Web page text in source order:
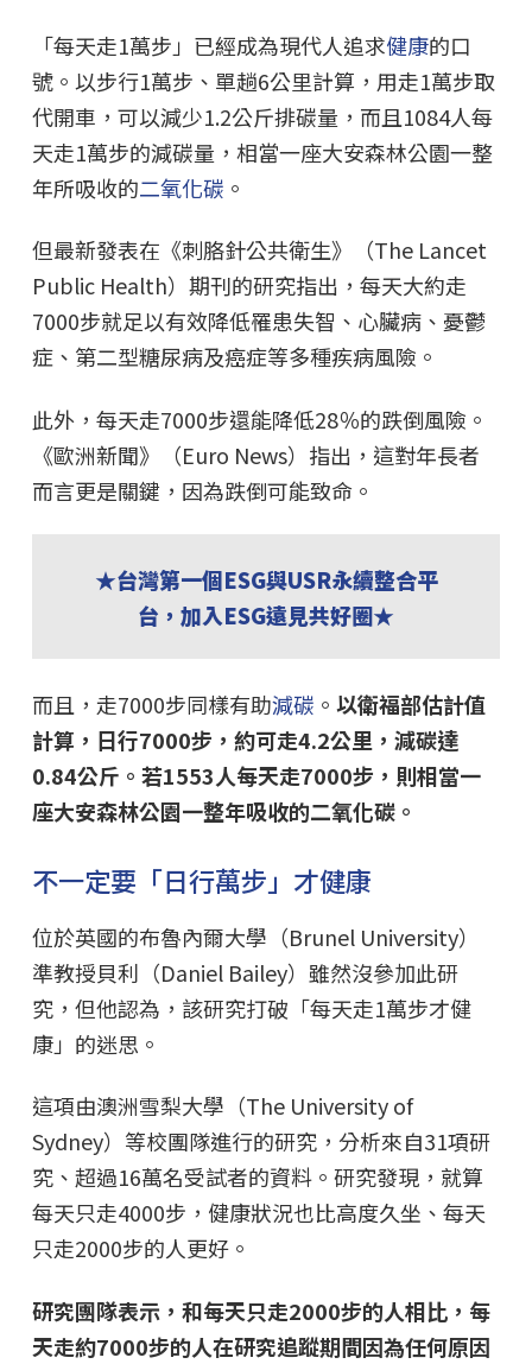
「每天走1萬步」已經成為現代人追求健康的口
號。以步行1萬步、單趟6公里計算，用走1萬步取
代開車，可以減少1.2公斤排碳量，而且1084人每
天走1萬步的減碳量，相當一座大安森林公園一整
年所吸收的二氧化碳 。
但最新發表在《刺胳針公共衛生》（The Lancet
Public Health）期刊的研究指出，每天大約走
7000步就足以有效降低罹患失智、心臟病、憂鬱
症、第二型糖尿病及癌症等多種疾病風險。
此外，每天走7000步還能降低28％的跌倒風險。
《歐洲新聞》（Euro News）指出，這對年長者
而言更是關鍵，因為跌倒可能致命。
★台灣第一個ESG與USR永續整合平
台，加入ESG遠見共好圈★
而且，走7000步同樣有助減碳 。 以衛福部估計值
計算，日行7000步，約可走4.2公里，減碳達
0.84公斤。若1553人每天走7000步，則相當一
座大安森林公園一整年吸收的二氧化碳。
不一定要「日行萬步」才健康
位於英國的布魯內爾大學（Brunel University）
準教授貝利（Daniel Bailey）雖然沒參加此研
究，但他認為，該研究打破「每天走1萬步才健
康」的迷思。
這項由澳洲雪梨大學（The University of
Sydney）等校團隊進行的研究，分析來自31項研
究、超過16萬名受試者的資料。研究發現，就算
每天只走4000步，健康狀況也比高度久坐、每天
只走2000步的人更好。
研究團隊表示，和每天只走2000步的人相比，每
天走約7000步的人在研究追蹤期間因為任何原因